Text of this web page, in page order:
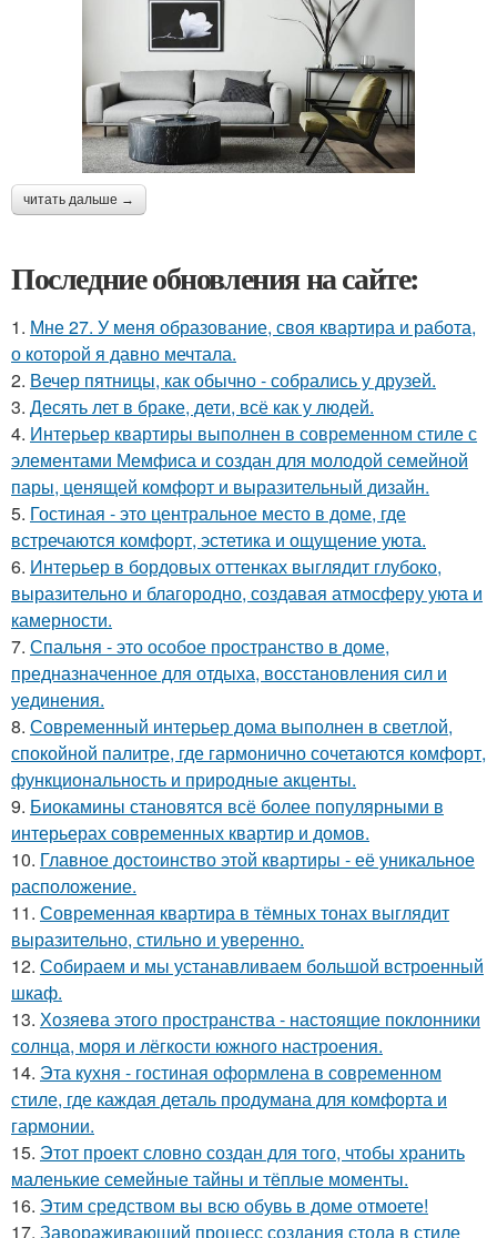
читать дальше →
Последние обновления на сайте:
1. Мне 27. У меня образование, своя квартира и работа,
о которой я давно мечтала.
2. Вечер пятницы, как обычно - собрались у друзей.
3. Десять лет в браке, дети, всё как у людей.
4. Интерьер квартиры выполнен в современном стиле с
элементами Мемфиса и создан для молодой семейной
пары, ценящей комфорт и выразительный дизайн.
5. Гостиная - это центральное место в доме, где
встречаются комфорт, эстетика и ощущение уюта.
6. Интерьер в бордовых оттенках выглядит глубоко,
выразительно и благородно, создавая атмосферу уюта и
камерности.
7. Спальня - это особое пространство в доме,
предназначенное для отдыха, восстановления сил и
уединения.
8. Современный интерьер дома выполнен в светлой,
спокойной палитре, где гармонично сочетаются комфорт,
функциональность и природные акценты.
9. Биокамины становятся всё более популярными в
интерьерах современных квартир и домов.
10. Главное достоинство этой квартиры - её уникальное
расположение.
11. Современная квартира в тёмных тонах выглядит
выразительно, стильно и уверенно.
12. Собираем и мы устанавливаем большой встроенный
шкаф.
13. Хозяева этого пространства - настоящие поклонники
солнца, моря и лёгкости южного настроения.
14. Эта кухня - гостиная оформлена в современном
стиле, где каждая деталь продумана для комфорта и
гармонии.
15. Этот проект словно создан для того, чтобы хранить
маленькие семейные тайны и тёплые моменты.
16. Этим средством вы всю обувь в доме отмоете!
17. Завораживающий процесс создания стола в стиле